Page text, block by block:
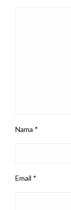
Nama *
Email *